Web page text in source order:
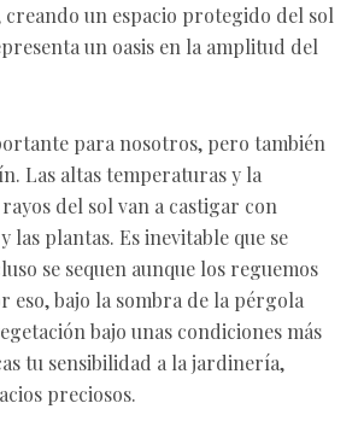
creando un espacio protegido del sol
un oasis en la amplitud del
para nosotros, pero también
Las altas temperaturas y la
del sol van a castigar con
las plantas. Es inevitable que se
se sequen aunque los reguemos
eso, bajo la sombra de la pérgola
bajo unas condiciones más
tu sensibilidad a la jardinería,
preciosos.